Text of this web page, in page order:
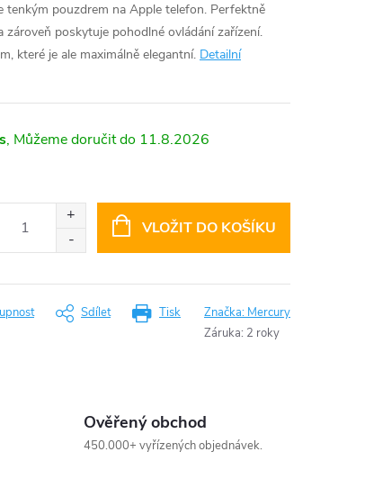
tenkým pouzdrem na Apple telefon. Perfektně
poskytuje pohodlné ovládání zařízení.
které je ale maximálně elegantní. Detailní
11.8.2026
VLOŽIT DO KOŠÍKU
Tisk
Sdílet Značka: Mercury
Záruka: 2 roky
Ověřený obchod
450.000+ vyřízených objednávek.